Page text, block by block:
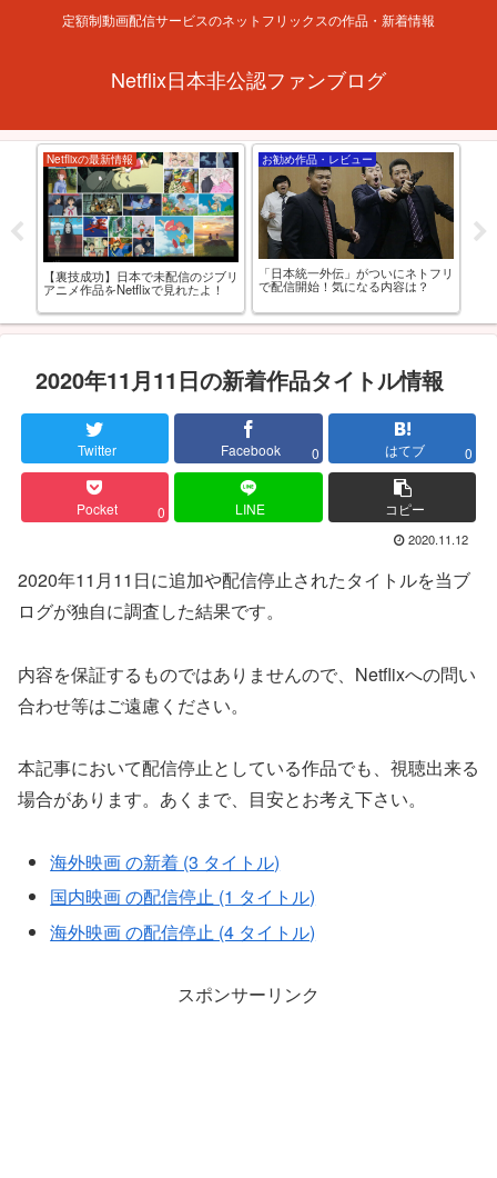
定額制動画配信サービスのネットフリックスの作品・新着情報
Netflix日本非公認ファンブログ
Netflixの最新情報
【裏技成功】日本で未配信のジブリ
アニメ作品をNetflixで見れたよ！
お勧め作品・レビュー
「日本統一外伝」がついにネトフリ
で配信開始！気になる内容は？
2020年11月11日の新着作品タイトル情報
Twitter Facebook 0 はてブ 0
Pocket 0 LINE コピー
2020.11.12
2020年11月11日に追加や配信停止されたタイトルを当ブ
ログが独自に調査した結果です。
内容を保証するものではありませんので、Netflixへの問い
合わせ等はご遠慮ください。
本記事において配信停止としている作品でも、視聴出来る
場合があります。あくまで、目安とお考え下さい。
海外映画 の新着 (3 タイトル)
国内映画 の配信停止 (1 タイトル)
海外映画 の配信停止 (4 タイトル)
スポンサーリンク